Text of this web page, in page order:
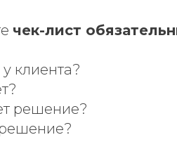
чек-лист
клиента?
решение?